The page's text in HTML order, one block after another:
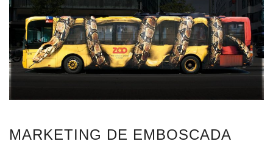
MARKETING DE EMBOSCADA